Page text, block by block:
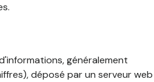
généralement
déposé par un serveur web